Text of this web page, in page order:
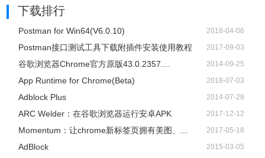
下载排行
Postman for Win64(V6.0.10) 2018-04-06
Postman接口测试工具下载附插件安装使用教程 2017-09-03
谷歌浏览器Chrome官方原版43.0.2357.... 2014-09-25
App Runtime for Chrome(Beta) 2018-07-03
Adblock Plus 2014-07-28
ARC Welder：在谷歌浏览器运行安卓APK 2017-12-12
Momentum：让chrome新标签页拥有美图、... 2017-05-18
AdBlock 2015-03-05